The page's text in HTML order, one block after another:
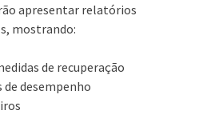
apresentar relatórios
mostrando:
de recuperação
de desempenho